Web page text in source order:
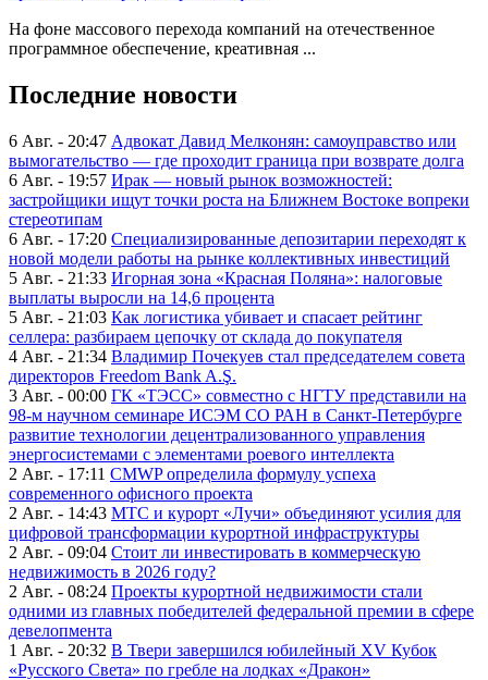
На фоне массового перехода компаний на отечественное
программное обеспечение, креативная ...
Последние новости
6 Авг. - 20:47 Адвокат Давид Мелконян: самоуправство или
вымогательство — где проходит граница при возврате долга
6 Авг. - 19:57 Ирак — новый рынок возможностей:
застройщики ищут точки роста на Ближнем Востоке вопреки
стереотипам
6 Авг. - 17:20 Специализированные депозитарии переходят к
новой модели работы на рынке коллективных инвестиций
5 Авг. - 21:33 Игорная зона «Красная Поляна»: налоговые
выплаты выросли на 14,6 процента
5 Авг. - 21:03 Как логистика убивает и спасает рейтинг
селлера: разбираем цепочку от склада до покупателя
4 Авг. - 21:34 Владимир Почекуев стал председателем совета
директоров Freedom Bank A.Ş.
3 Авг. - 00:00 ГК «ТЭСС» совместно с НГТУ представили на
98-м научном семинаре ИСЭМ СО РАН в Санкт-Петербурге
развитие технологии децентрализованного управления
энергосистемами с элементами роевого интеллекта
2 Авг. - 17:11 CMWP определила формулу успеха
современного офисного проекта
2 Авг. - 14:43 МТС и курорт «Лучи» объединяют усилия для
цифровой трансформации курортной инфраструктуры
2 Авг. - 09:04 Стоит ли инвестировать в коммерческую
недвижимость в 2026 году?
2 Авг. - 08:24 Проекты курортной недвижимости стали
одними из главных победителей федеральной премии в сфере
девелопмента
1 Авг. - 20:32 В Твери завершился юбилейный XV Кубок
«Русского Света» по гребле на лодках «Дракон»